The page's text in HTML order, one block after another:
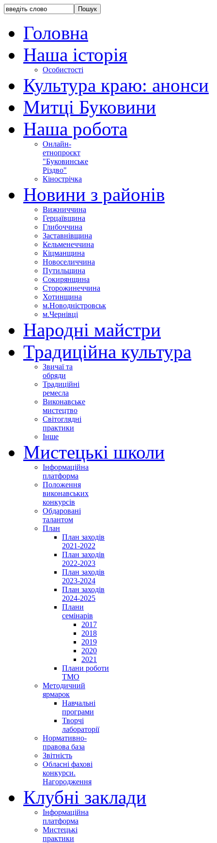
Головна
Наша історія
Особистості
Культура краю: анонси
Митці Буковини
Наша робота
Онлайн-
етнопроєкт
"Буковинське
Різдво"
Кінострічка
Новини з районів
Вижниччина
Герцаївщина
Глибоччина
Заставнівщина
Кельменеччина
Кіцманщина
Новоселиччина
Путильщина
Сокирянщина
Сторожинеччина
Хотинщина
м.Новодністровськ
м.Чернівці
Народні майстри
Традиційна культура
Звичаї та
обряди
Традиційні
ремесла
Виконавське
мистецтво
Світоглядні
практики
Інше
Мистецькі школи
Інформаційна
платформа
Положення
виконавських
конкурсів
Обдаровані
талантом
План
План заходів
2021-2022
План заходів
2022-2023
План заходів
2023-2024
План заходів
2024-2025
Плани
семінарів
2017
2018
2019
2020
2021
Плани роботи
ТМО
Методичний
ярмарок
Навчальні
програми
Творчі
лабораторії
Нормативно-
правова база
Звітність
Обласні фахові
конкурси.
Нагородження
Клубні заклади
Інформаційна
платформа
Мистецькі
практики